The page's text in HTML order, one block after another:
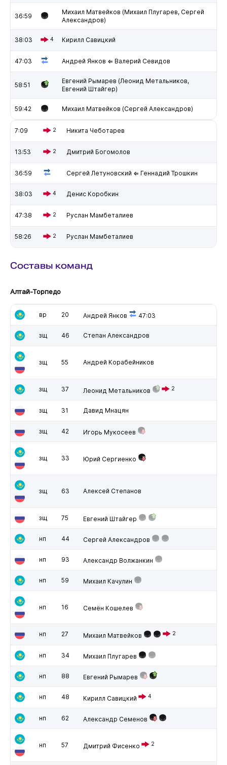
36:59
Михаил Матвейков (Михаил Плугарев, Сергей
Александров)
38:03 4 Кирилл Савицкий
47:03 Андрей Янков ⇐ Валерий Севидов
58:51
Евгений Рымарев (Леонид Метальников,
Евгений Штайгер)
59:42 Михаил Матвейков (Сергей Александров)
7:09 2 Никита Чеботарев
13:53 2 Дмитрий Богомолов
36:59 Сергей Летуновский ⇐ Геннадий Трошкин
38:03 4 Денис Коробкин
47:38 2 Руслан Мамбеталиев
58:26 2 Руслан Мамбеталиев
Составы команд
Алтай-Торпедо
вр 20 Андрей Янков 47:03
зщ 46 Степан Александров
зщ 55 Андрей Корабейников
зщ 37 Леонид Метальников 2
зщ 31 Давид Мнацян
зщ 42 Игорь Мукосеев
зщ 33 Юрий Сергиенко
зщ 63 Алексей Степанов
зщ 75 Евгений Штайгер
нп 44 Сергей Александров
нп 93 Александр Волжанкин
нп 59 Михаил Качулин
нп 16 Семён Кошелев
нп 27 Михаил Матвейков 2
нп 34 Михаил Плугарев
нп 88 Евгений Рымарев
нп 48 Кирилл Савицкий 4
нп 62 Александр Семенов
нп 57 Дмитрий Фисенко 2